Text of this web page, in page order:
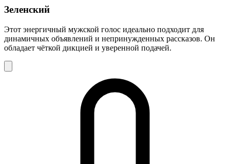
Зеленский
Этот энергичный мужской голос идеально подходит для
динамичных объявлений и непринужденных рассказов. Он
обладает чёткой дикцией и уверенной подачей.